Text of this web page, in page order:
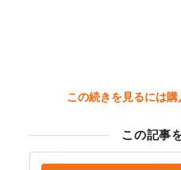
この続きを見るには
この記事